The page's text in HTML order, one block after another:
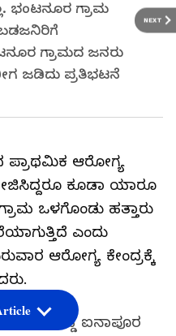
NEXT
ಭಂಟನೂರ ಗ್ರಾಮ
ಬಡಜನಿರಿಗೆ
ಗ್ರಾಮದ ಜನರು
ಜಡಿದು ಪ್ರತಿಭಟನೆ
ಪ್ರಾಥಮಿಕ ಆರೋಗ್ಯ
ಕೂಡಾ ಯಾರೂ
ಒಳಗೊಂಡು ಹತ್ತಾರು
ಎಂದು
ಆರೋಗ್ಯ ಕೇಂದ್ರಕ್ಕೆ
ಸಿವರೆಡ್ಡಿ ಐನಾಪೂರ